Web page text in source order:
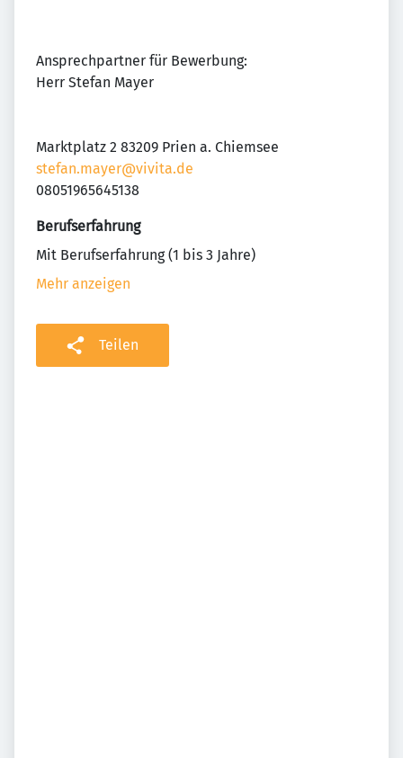
Ansprechpartner für Bewerbung:
Herr Stefan Mayer
Marktplatz 2 83209 Prien a. Chiemsee
stefan.mayer@vivita.de
08051965645138
Berufserfahrung
Mit Berufserfahrung (1 bis 3 Jahre)
Mehr anzeigen
Teilen